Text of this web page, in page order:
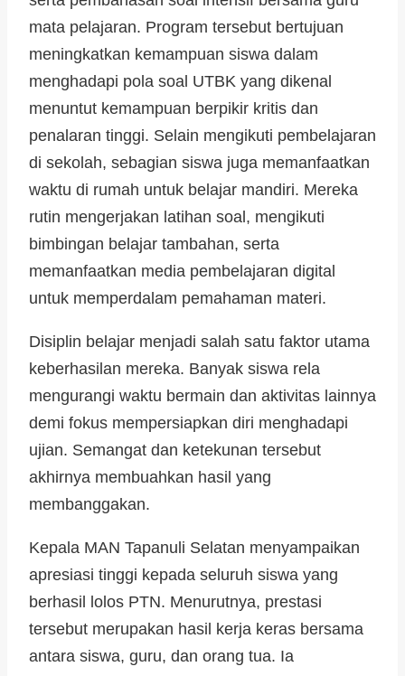
mata pelajaran. Program tersebut bertujuan
meningkatkan kemampuan siswa dalam
menghadapi pola soal UTBK yang dikenal
menuntut kemampuan berpikir kritis dan
penalaran tinggi. Selain mengikuti pembelajaran
di sekolah, sebagian siswa juga memanfaatkan
waktu di rumah untuk belajar mandiri. Mereka
rutin mengerjakan latihan soal, mengikuti
bimbingan belajar tambahan, serta
memanfaatkan media pembelajaran digital
untuk memperdalam pemahaman materi.
Disiplin belajar menjadi salah satu faktor utama
keberhasilan mereka. Banyak siswa rela
mengurangi waktu bermain dan aktivitas lainnya
demi fokus mempersiapkan diri menghadapi
ujian. Semangat dan ketekunan tersebut
akhirnya membuahkan hasil yang
membanggakan.
Kepala MAN Tapanuli Selatan menyampaikan
apresiasi tinggi kepada seluruh siswa yang
berhasil lolos PTN. Menurutnya, prestasi
tersebut merupakan hasil kerja keras bersama
antara siswa, guru, dan orang tua. Ia